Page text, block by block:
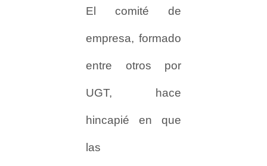
El comité de
empresa, formado
entre otros por
UGT, hace
hincapié en que
las